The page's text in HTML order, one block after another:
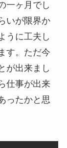
一ヶ月でし
いが限界か
うに工夫し
す。ただ今
が出来まし
仕事が出来
ったかと思